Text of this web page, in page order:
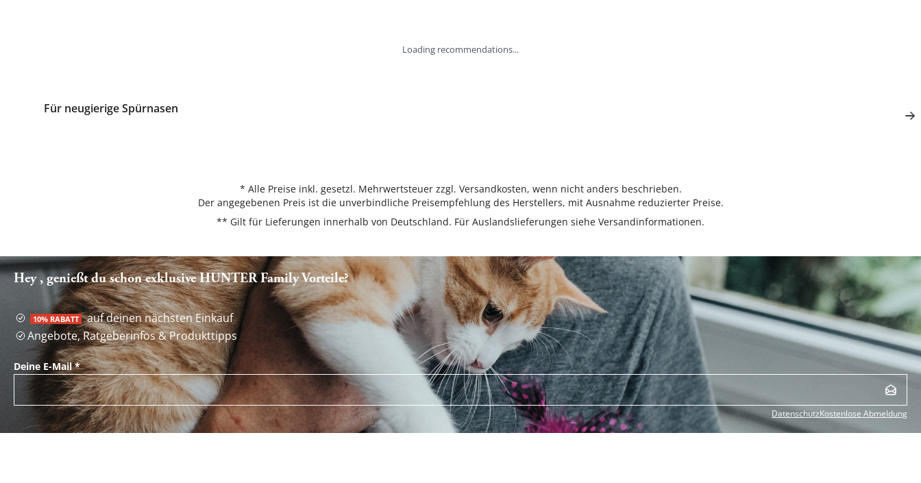
Loading recommendations...
Für neugierige Spürnasen
* Alle Preise inkl. gesetzl. Mehrwertsteuer zzgl. Versandkosten, wenn nicht anders beschrieben.
Der angegebenen Preis ist die unverbindliche Preisempfehlung des Herstellers, mit Ausnahme reduzierter Preise.
** Gilt für Lieferungen innerhalb von Deutschland. Für Auslandslieferungen siehe Versandinformationen.
Hey , genießt du schon exklusive HUNTER Family Vorteile?
10% RABATT auf deinen nächsten Einkauf
Angebote, Ratgeberinfos & Produkttipps
Deine E-Mail*
DatenschutzKostenlose Abmeldung